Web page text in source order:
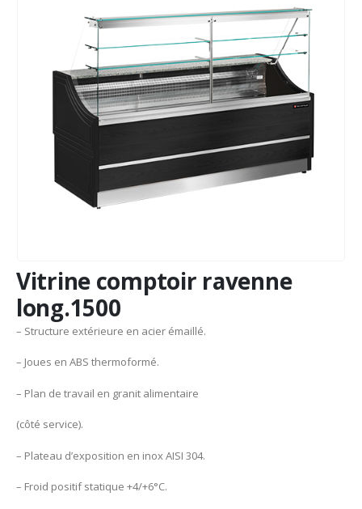
Vitrine comptoir ravenne
long.1500
– Structure extérieure en acier émaillé.
– Joues en ABS thermoformé.
– Plan de travail en granit alimentaire
(côté service).
– Plateau d’exposition en inox AISI 304.
– Froid positif statique +4/+6°C.